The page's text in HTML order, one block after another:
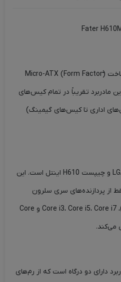
مادربرد H610M-K دارای قالب ساخت (ّForm Factor) Micro-ATX
مادربرد تقریباً در تمام کیس‌های
اداری تا کیس‌های گیمینگ)
این مادربرد دارای سوکت LGA1700 و چیپست H610 اینتل است. این
از پردازنده‌های سری سلرون
(Celeron) ، پنتیوم (Pentium)، Core i3، Core i5، Core i7 و Core
دارای دو درگاه است که از رم‌های